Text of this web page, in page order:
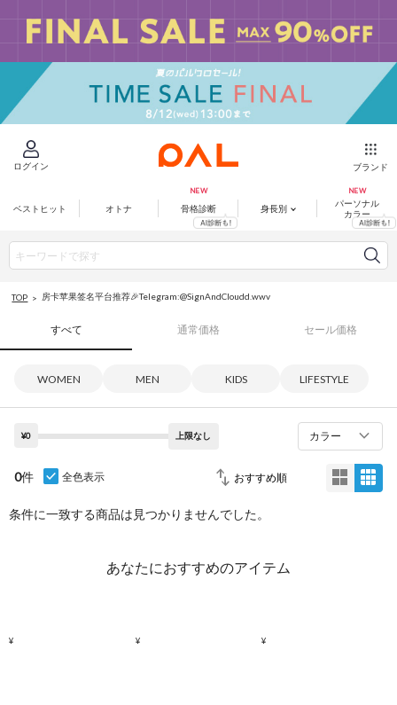
ログイン ブランド
ベストヒット オトナ 骨格診断 身長別
パーソナル
カラー
TOP 房卡苹果签名平台推荐🎉Telegram:@SignAndCloudd.wwv
すべて 通常価格 セール価格
WOMEN MEN KIDS LIFESTYLE
¥0 上限なし カラー
0件 全色表示
条件に一致する商品は見つかりませんでした。
あなたにおすすめのアイテム